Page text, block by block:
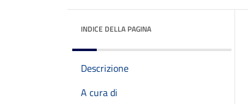
INDICE DELLA PAGINA
Descrizione
A cura di